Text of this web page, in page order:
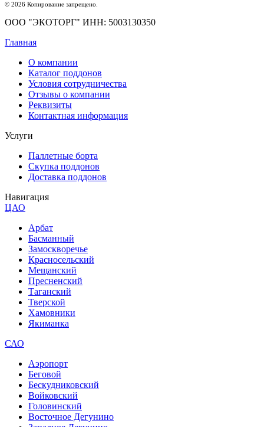
© 2026 Копирование запрещено.
ООО "ЭКОТОРГ" ИНН: 5003130350
Главная
О компании
Каталог поддонов
Условия сотрудничества
Отзывы о компании
Реквизиты
Контактная информация
Услуги
Паллетные борта
Скупка поддонов
Доставка поддонов
Навигация
ЦАО
Арбат
Басманный
Замоскворечье
Красносельский
Мещанский
Пресненский
Таганский
Тверской
Хамовники
Якиманка
САО
Аэропорт
Беговой
Бескудниковский
Войковский
Головинский
Восточное Дегунино